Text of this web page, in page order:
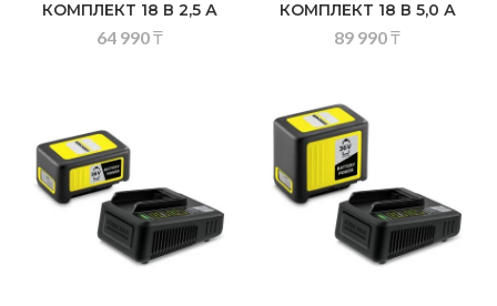
КОМПЛЕКТ 18 В 2,5 А
64 990₸
КОМПЛЕКТ 18 В 5,0 А
89 990₸